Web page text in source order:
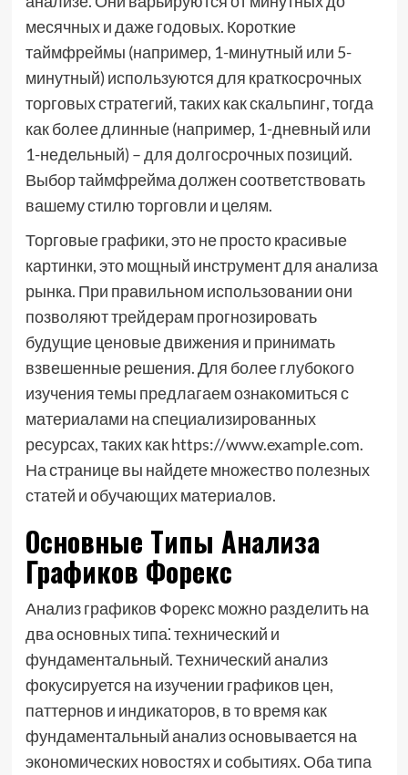
месячных и даже годовых. Короткие
таймфреймы (например, 1-минутный или 5-
минутный) используются для краткосрочных
торговых стратегий, таких как скальпинг, тогда
как более длинные (например, 1-дневный или
1-недельный) – для долгосрочных позиций.
Выбор таймфрейма должен соответствовать
вашему стилю торговли и целям.
Торговые графики, это не просто красивые
картинки, это мощный инструмент для анализа
рынка. При правильном использовании они
позволяют трейдерам прогнозировать
будущие ценовые движения и принимать
взвешенные решения. Для более глубокого
изучения темы предлагаем ознакомиться с
материалами на специализированных
ресурсах, таких как https://www.example.com.
На странице вы найдете множество полезных
статей и обучающих материалов.
Основные Типы Анализа
Графиков Форекс
Анализ графиков Форекс можно разделить на
два основных типа⁚ технический и
фундаментальный. Технический анализ
фокусируется на изучении графиков цен,
паттернов и индикаторов, в то время как
фундаментальный анализ основывается на
экономических новостях и событиях. Оба типа